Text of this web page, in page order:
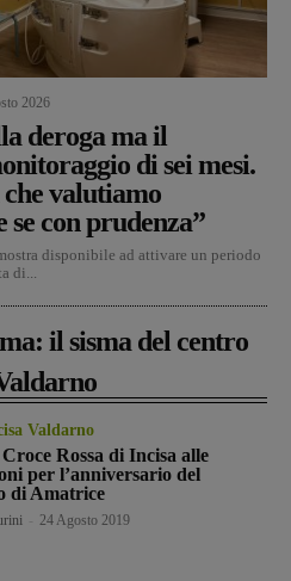
2026
deroga ma il
di sei mesi.
valutiamo
se con prudenza”
disponibile ad attivare un periodo
di...
il sisma del centro
Valdarno
Rossa di Incisa alle
per l’anniversario del
di Amatrice
24 Agosto 2019